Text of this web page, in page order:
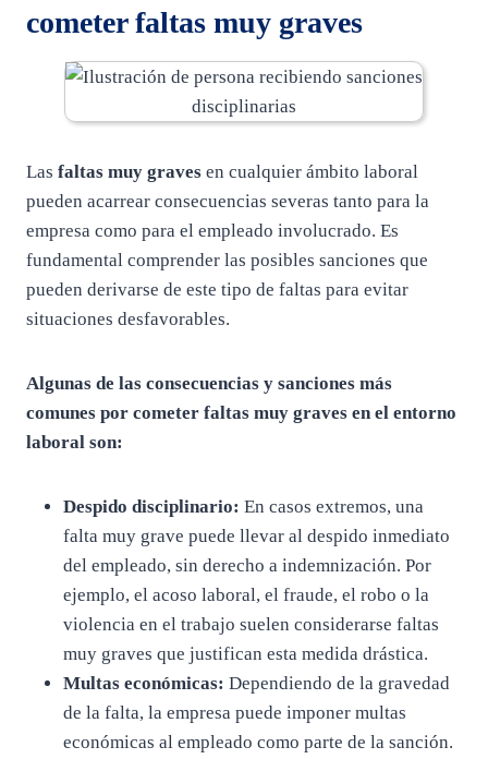
cometer faltas muy graves
Las faltas muy graves en cualquier ámbito laboral
pueden acarrear consecuencias severas tanto para la
empresa como para el empleado involucrado. Es
fundamental comprender las posibles sanciones que
pueden derivarse de este tipo de faltas para evitar
situaciones desfavorables.
Algunas de las consecuencias y sanciones más
comunes por cometer faltas muy graves en el entorno
laboral son:
Despido disciplinario: En casos extremos, una
falta muy grave puede llevar al despido inmediato
del empleado, sin derecho a indemnización. Por
ejemplo, el acoso laboral, el fraude, el robo o la
violencia en el trabajo suelen considerarse faltas
muy graves que justifican esta medida drástica.
Multas económicas: Dependiendo de la gravedad
de la falta, la empresa puede imponer multas
económicas al empleado como parte de la sanción.